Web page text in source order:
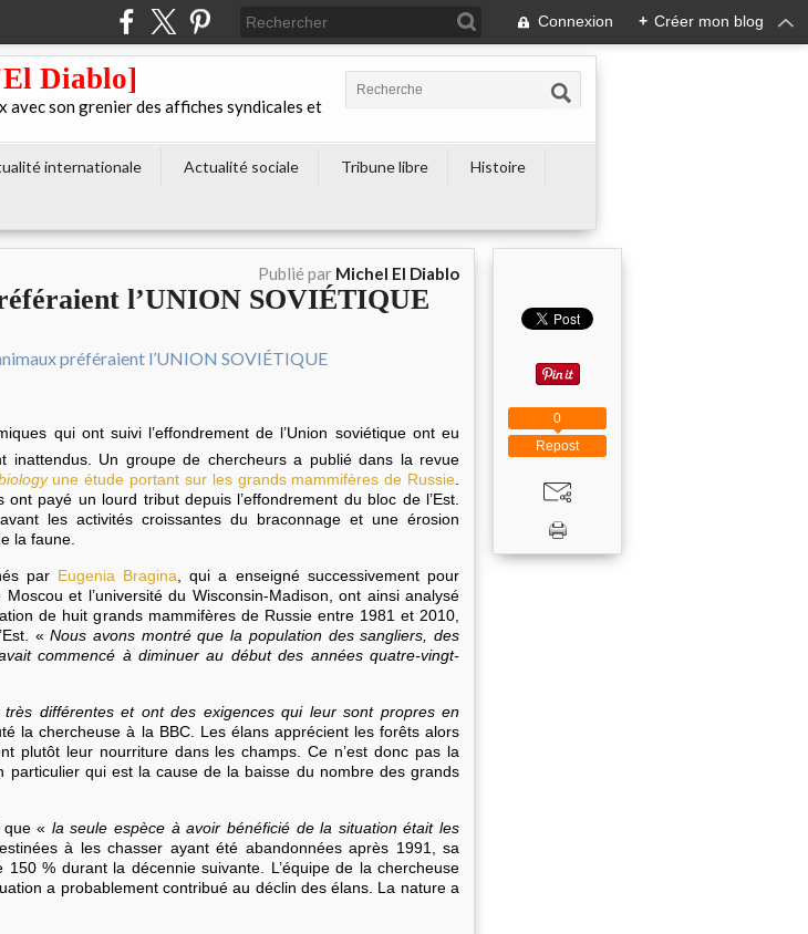
Connexion + Créer mon blog
Diablo]
avec son grenier des affiches syndicales et
internationale Actualité sociale Tribune libre
Histoire
Publié par Michel El Diablo
l’UNION SOVIÉTIQUE
qui ont suivi l’effondrement de l’Union soviétique ont eu
inattendus. Un groupe de chercheurs a publié dans la revue
une étude portant sur les grands mammifères de Russie.
payé un lourd tribut depuis l’effondrement du bloc de l’Est.
les activités croissantes du braconnage et une érosion
la faune.
par Eugenia Bragina, qui a enseigné successivement pour
Moscou et l’université du Wisconsin-Madison, ont ainsi analysé
de huit grands mammifères de Russie entre 1981 et 2010,
«Nous avons montré que la population des sangliers, des
commencé à diminuer au début des années quatre-vingt-
différentes et ont des exigences qui leur sont propres en
la chercheuse à la BBC. Les élans apprécient les forêts alors
plutôt leur nourriture dans les champs. Ce n’est donc pas la
particulier qui est la cause de la baisse du nombre des grands
que « la seule espèce à avoir bénéficié de la situation était les
à les chasser ayant été abandonnées après 1991, sa
150 % durant la décennie suivante. L’équipe de la chercheuse
a probablement contribué au déclin des élans. La nature a
Repost
0